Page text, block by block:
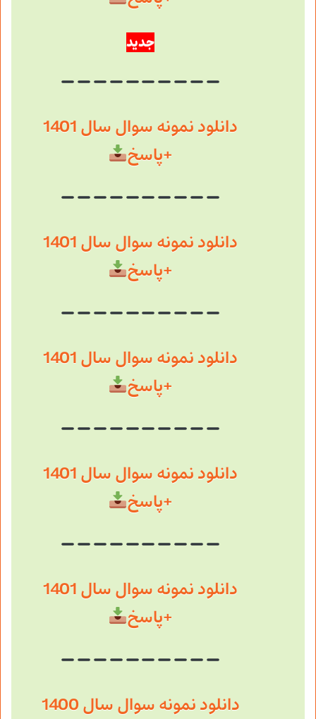
جدید
دانلود نمونه سوال سال 1401
+پاسخ
دانلود نمونه سوال سال 1401
+پاسخ
دانلود نمونه سوال سال 1401
+پاسخ
دانلود نمونه سوال سال 1401
+پاسخ
دانلود نمونه سوال سال 1401
+پاسخ
دانلود نمونه سوال سال 1400